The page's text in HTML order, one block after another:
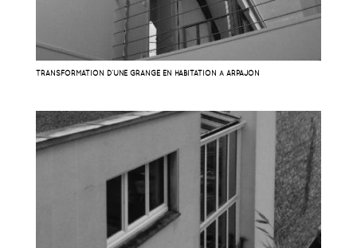
TRANSFORMATION D’UNE GRANGE EN HABITATION À ARPAJON